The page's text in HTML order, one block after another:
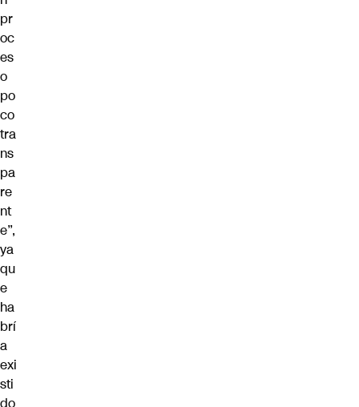
pr
oc
es
o
po
co
tra
ns
pa
re
nt
e”,
ya
qu
e
ha
brí
a
exi
sti